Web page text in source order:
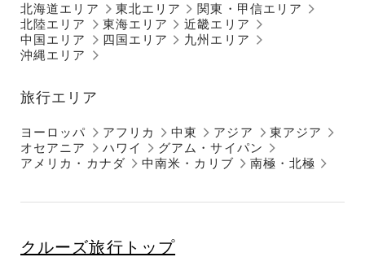
北海道エリア 東北エリア
関東・甲信エリア
北陸エリア
東海エリア
近畿エリア
中国エリア
四国エリア
九州エリア
沖縄エリア
旅行エリア
ヨーロッパ アフリカ 中東 アジア
東アジア
オセアニア
ハワイ
グアム・サイパン
アメリカ・カナダ
中南米・カリブ 南極・北極
クルーズ旅行トップ